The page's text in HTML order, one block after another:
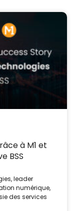
à M1 et
BSS
leader
numérique,
des services